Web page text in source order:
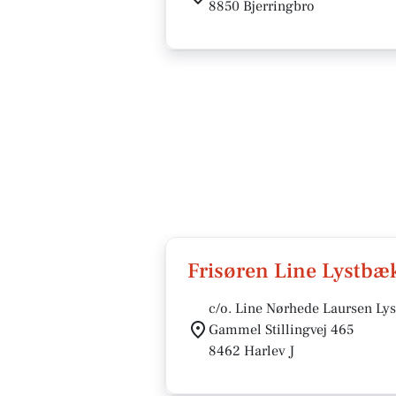
8850 Bjerringbro
Frisøren Line
c/o. Line Nørhede Laursen
Gammel Stillingvej 465
8462 Harlev J